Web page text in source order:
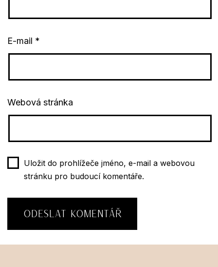
E-mail *
Webová stránka
Uložit do prohlížeče jméno, e-mail a webovou
stránku pro budoucí komentáře.